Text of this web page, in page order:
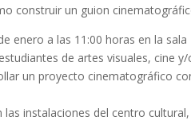
construir un guion
enero a las 11:00 horas en la sala
de artes visuales, cine
un proyecto cinematográfico
instalaciones del centro